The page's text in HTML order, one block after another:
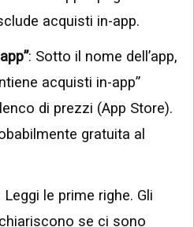
acquisti in-app.
: Sotto il nome dell’app,
acquisti in-app”
di prezzi (App Store).
gratuita al
Leggi le prime righe. Gli
se ci sono